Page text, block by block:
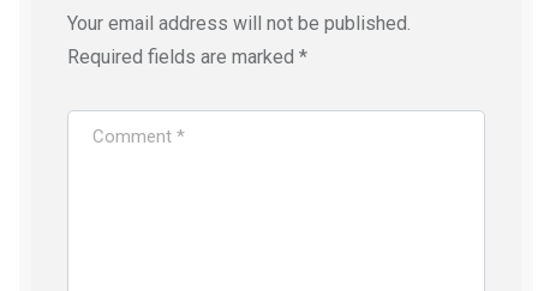
Your email address will not be published.
Required fields are marked *